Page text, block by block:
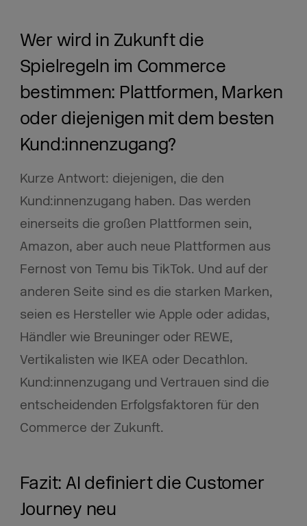
Wer wird in Zukunft die
Spielregeln im Commerce
bestimmen: Plattformen, Marken
oder diejenigen mit dem besten
Kund:innenzugang?
Kurze Antwort: diejenigen, die den
Kund:innenzugang haben. Das werden
einerseits die großen Plattformen sein,
Amazon, aber auch neue Plattformen aus
Fernost von Temu bis TikTok. Und auf der
anderen Seite sind es die starken Marken,
seien es Hersteller wie Apple oder adidas,
Händler wie Breuninger oder REWE,
Vertikalisten wie IKEA oder Decathlon.
Kund:innenzugang und Vertrauen sind die
entscheidenden Erfolgsfaktoren für den
Commerce der Zukunft.
Fazit: AI definiert die Customer
Journey neu